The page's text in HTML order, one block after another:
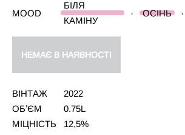
MOOD
БІЛЯ
КАМІНУ
· ОСІНЬ ·
НЕМАЄ В НАЯВНОСТІ
ВІНТАЖ
2022
ОБʼЄМ
0.75L
МІЦНІСТЬ
12,5%